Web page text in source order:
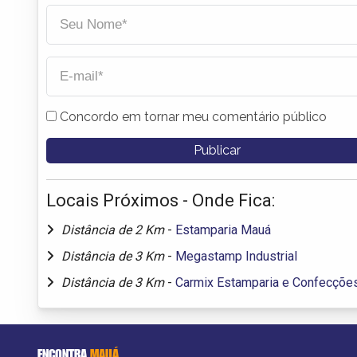
Concordo em tornar meu comentário público
Locais Próximos - Onde Fica:
Distância de 2 Km - Estamparia Mauá
Distância de 3 Km - Megastamp Industrial
Distância de 3 Km - Carmix Estamparia e